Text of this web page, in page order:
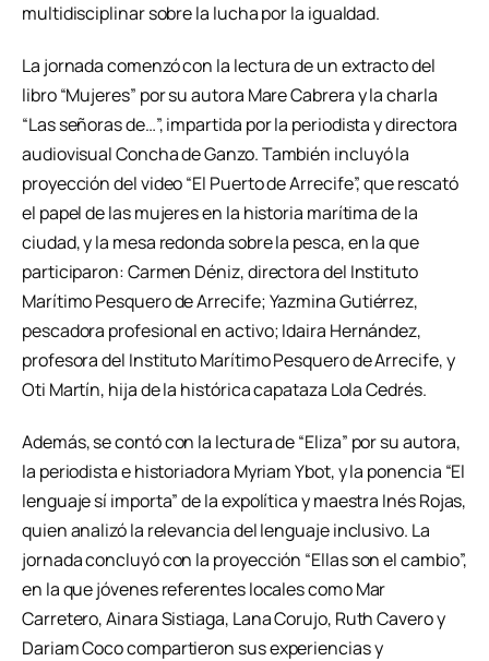
multidisciplinar sobre la lucha por la igualdad.
La jornada comenzó con la lectura de un extracto del
libro “Mujeres” por su autora Mare Cabrera y la charla
“Las señoras de…”, impartida por la periodista y directora
audiovisual Concha de Ganzo. También incluyó la
proyección del video “El Puerto de Arrecife”, que rescató
el papel de las mujeres en la historia marítima de la
ciudad, y la mesa redonda sobre la pesca, en la que
participaron: Carmen Déniz, directora del Instituto
Marítimo Pesquero de Arrecife; Yazmina Gutiérrez,
pescadora profesional en activo; Idaira Hernández,
profesora del Instituto Marítimo Pesquero de Arrecife, y
Oti Martín, hija de la histórica capataza Lola Cedrés.
Además, se contó con la lectura de “Eliza” por su autora,
la periodista e historiadora Myriam Ybot, y la ponencia “El
lenguaje sí importa” de la expolítica y maestra Inés Rojas,
quien analizó la relevancia del lenguaje inclusivo. La
jornada concluyó con la proyección “Ellas son el cambio”,
en la que jóvenes referentes locales como Mar
Carretero, Ainara Sistiaga, Lana Corujo, Ruth Cavero y
Dariam Coco compartieron sus experiencias y